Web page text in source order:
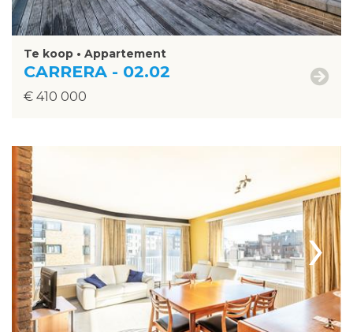
Te koop • Appartement
CARRERA - 02.02
€ 410 000
›